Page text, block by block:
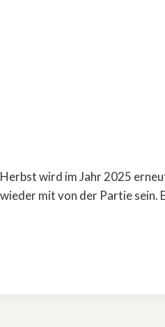
wird im Jahr 2025
mit von der Partie sein.